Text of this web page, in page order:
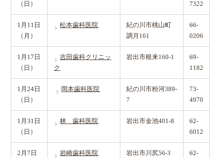
（日）
7322
1月11日
（月）
松本歯科医院
紀の川市桃山町
調月161
66-
0206
1月17日
（日）
吉田歯科クリニッ
ク
岩出市根来160-1
69-
1182
1月24日
（日）
岡本歯科医院
紀の川市粉河389-
7
73-
4970
1月31日
（日）
林 歯科医院 岩出市金池401-8
62-
6012
2月7日
岩崎歯科医院 岩出市川尻56-3
62-